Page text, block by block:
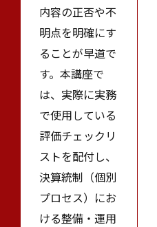
内容の正否や不
明点を明確にす
ることが早道で
す。本講座で
は、実際に実務
で使用している
評価チェックリ
ストを配付し、
決算統制（個別
プロセス）にお
ける整備・運用